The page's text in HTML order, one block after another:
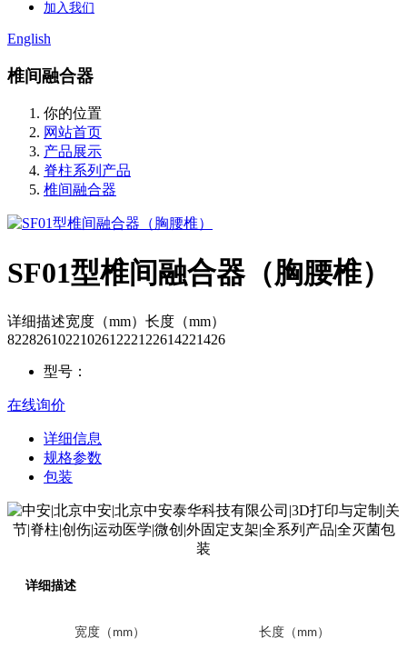
加入我们
English
椎间融合器
你的位置
网站首页
产品展示
脊柱系列产品
椎间融合器
SF01型椎间融合器（胸腰椎）
详细描述宽度（mm）长度（mm）
822826102210261222122614221426
型号：
在线询价
详细信息
规格参数
包装
详细描述
宽度（ mm） 长度（ mm）